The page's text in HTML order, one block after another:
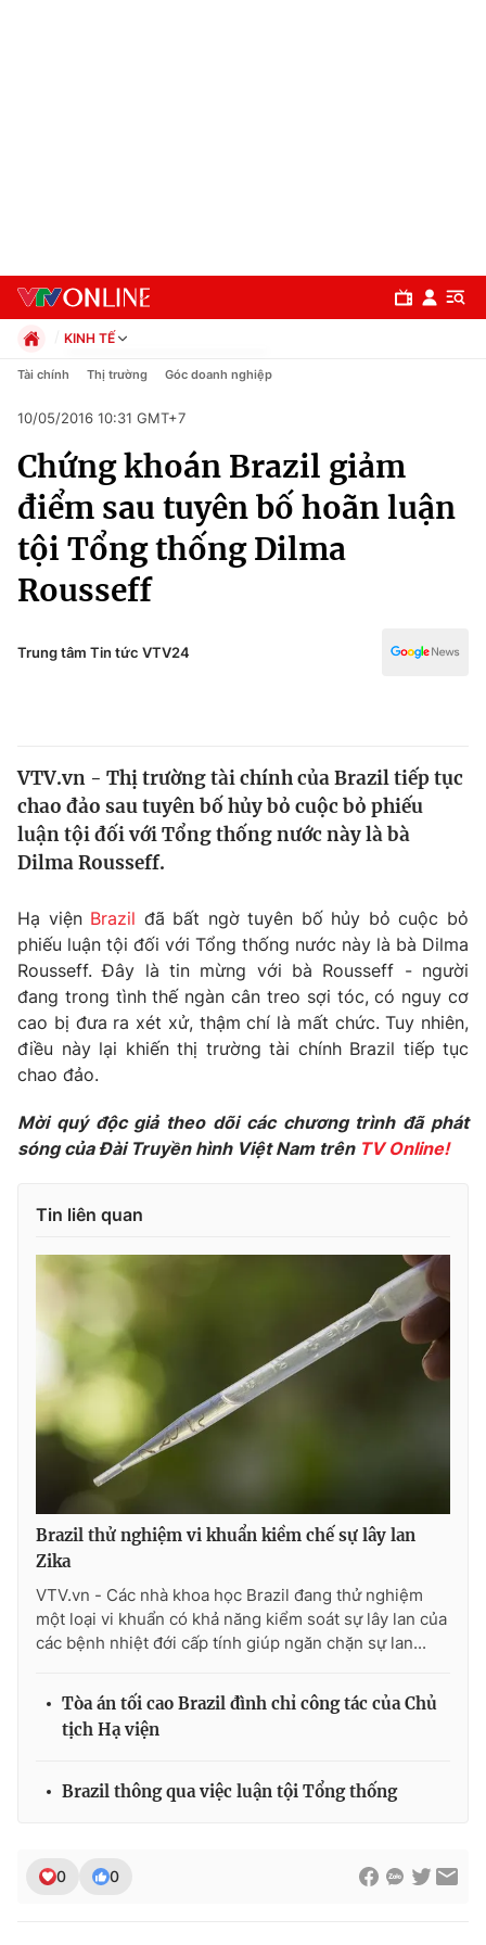
Chuyên mục
Chính trị
Xã hội
Tin tức
Thế giới đó đây
Câu chuyện quốc tế
Kinh tế
Tài chính
Góc doanh nghiệp
Dữ liệu và đời sống
Truyền hình
Phim VTV
Hậu trường
Nhân vật
Giải sao mai
Giải trí
Điện ảnh
Âm nhạc
Sao
Đời sống
Làm đẹp
Giáo dục
Học trực tuyến
Hitech Công nghệ tương lai
Sản phẩm
Thị trường
Lịch phát sóng
Chuyên mục khác
Emagazine
Video
VTV Money VTV Thể thao
Thị trường 24h
Vươn mình bằng AI
VTV9
KINH TẾ
Chính trị
Pháp luật
Kinh tế
Thể thao
Truyền hình
Văn hóa - Giải trí
Đời sống
Giáo dục
Tài chính Thị trường Góc doanh nghiệp
10/05/2016 10:31 GMT+7
Chứng khoán Brazil giảm
điểm sau tuyên bố hoãn luận
tội Tổng thống Dilma
Rousseff
Trung tâm Tin tức VTV24
VTV.vn - Thị trường tài chính của Brazil tiếp tục
chao đảo sau tuyên bố hủy bỏ cuộc bỏ phiếu
luận tội đối với Tổng thống nước này là bà
Dilma Rousseff.
Hạ viện Brazil đã bất ngờ tuyên bố hủy bỏ cuộc bỏ
phiếu luận tội đối với Tổng thống nước này là bà Dilma
Rousseff. Đây là tin mừng với bà Rousseff - người
đang trong tình thế ngàn cân treo sợi tóc, có nguy cơ
cao bị đưa ra xét xử, thậm chí là mất chức. Tuy nhiên,
điều này lại khiến thị trường tài chính Brazil tiếp tục
chao đảo.
Mời quý độc giả theo dõi các chương trình đã phát
sóng của Đài Truyền hình Việt Nam trên TV Online!
Tin liên quan
Brazil thử nghiệm vi khuẩn kiềm chế sự lây lan
Zika
VTV.vn - Các nhà khoa học Brazil đang thử nghiệm
một loại vi khuẩn có khả năng kiểm soát sự lây lan của
các bệnh nhiệt đới cấp tính giúp ngăn chặn sự lan...
Tòa án tối cao Brazil đình chỉ công tác của Chủ
tịch Hạ viện
Brazil thông qua việc luận tội Tổng thống
0 0